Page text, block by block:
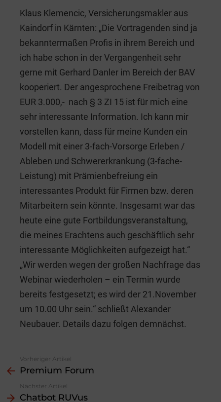
Klaus Klemencic, Versicherungsmakler aus
Kaindorf in Kärnten: „Die Vortragenden sind ja
bekanntermaßen Profis in ihrem Bereich und
ich habe schon in der Vergangenheit sehr
gerne mit Gerhard Danler im Bereich der BAV
kooperiert. Der angesprochene Freibetrag von
EUR 3.000,- nach § 3 ZI 15 ist für mich eine
sehr interessante Information. Ich kann mir
vorstellen kann, dass für meine Kunden ein
Modell mit einer 3-fach-Vorsorge Erleben /
Ableben und Schwererkrankung (3-fache-
Leistung) mit Prämienbefreiung ein
interessantes Produkt für Firmen bzw. deren
Mitarbeitern sein könnte. Insgesamt war das
heute eine gute Fortbildungsveranstaltung,
die meines Erachtens auch geschäftlich sehr
interessante Möglichkeiten aufgezeigt hat.“
„Wir werden wegen der großen Nachfrage das
Webinar wiederholen – ein Termin wurde
bereits festgesetzt; es wird der 21.November
um 10.00 Uhr sein.“ schließt Alexander
Neubauer. Details dazu folgen demnächst.
more
Vorheriger Artikel
Premium Forum
Nächster Artikel
Chatbot RUVus